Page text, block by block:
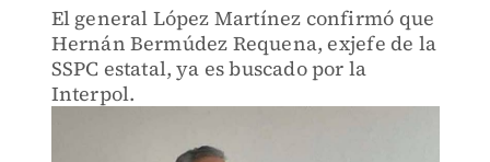
El general López Martínez confirmó que
Hernán Bermúdez Requena, exjefe de la
SSPC estatal, ya es buscado por la
Interpol.